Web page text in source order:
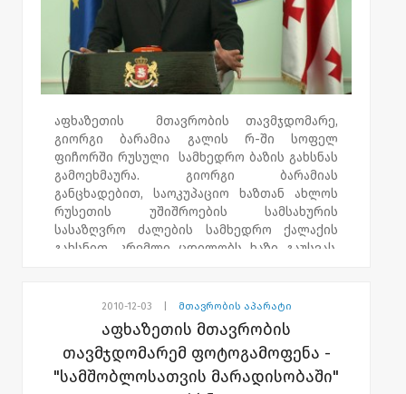
მაღალკვალიფიციური ექიმებით
დაკომპლექტებული ჯგუფი, სამედიცინო
გამოკვლევებს მთელი დღის განმავლობაში
ატარებდა.
დევნილი ოჯახია ჩასახლებული.
აფხაზეთის მთავრობის თავმჯდომარე,
გიორგი ბარამია გალის რ-ში სოფელ
ფიჩორში რუსული სამხედრო ბაზის გახსნას
გამოეხმაურა. გიორგი ბარამიას
განცხადებით, საოკუპაციო ხაზთან ახლოს
რუსეთის უშიშროების სამსახურის
სასაზღვრო ძალების სამხედრო ქალაქის
გახსნით, კრემლი ცდილობს ხაზი გაუსვას,
„გალის რაიონში მდებარე 6 რუსული
სამხედრო ბაზიდან, ფიჩორის სამხედრო
ბაზას განსაკუთრებული დანიშნულება აქვს.
რადგან, სწორედ აქედან ხდება რეგიონში
2010-12-03 მთავრობის აპარატი
აფხაზეთის მთავრობის
თავმჯდომარემ ფოტოგამოფენა -
"სამშობლოსათვის მარადისობაში"